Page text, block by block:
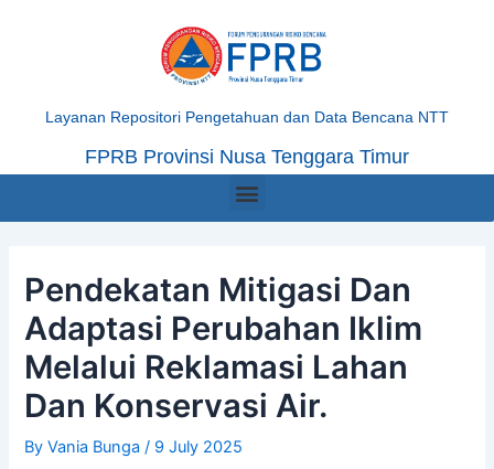
Layanan Repositori Pengetahuan dan Data Bencana NTT
FPRB Provinsi Nusa Tenggara Timur
Menu
Pendekatan Mitigasi Dan
Adaptasi Perubahan Iklim
Melalui Reklamasi Lahan
Dan Konservasi Air.
ByVania Bunga/ 9 July 2025